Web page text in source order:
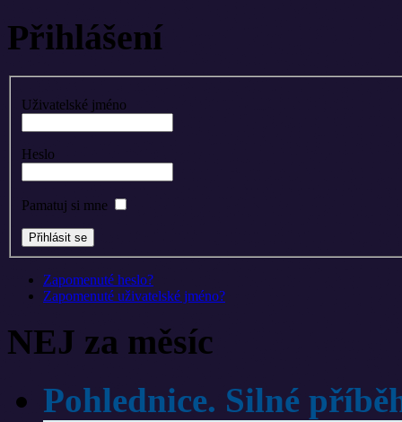
Přihlášení
Uživatelské jméno
Heslo
Pamatuj si mne
Zapomenuté heslo?
Zapomenuté uživatelské jméno?
NEJ za měsíc
Pohlednice. Silné